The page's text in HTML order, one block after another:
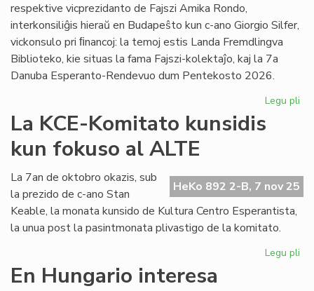
Movada
Foiro
respektive vicprezidanto de Fajszi Amika Rondo,
interkonsiliĝis hieraŭ en Budapeŝto kun c-ano Giorgio Silfer,
vickonsulo pri ﬁnancoj: la temoj estis Landa Fremdlingva
Biblioteko, kie situas la fama Fajszi-kolektaĵo, kaj la 7a
Danuba Esperanto-Rendevuo dum Pentekosto 2026.
Legu pli
La KCE-Komitato kunsidis
kun fokuso al ALTE
HeKo 892 2-B, 7 nov 25
La 7an de oktobro okazis, sub
la prezido de c-ano Stan
Keable, la monata kunsido de Kultura Centro Esperantista,
la unua post la pasintmonata plivastigo de la komitato.
Legu pli
En Hungario interesa